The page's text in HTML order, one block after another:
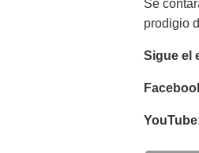
Se
prodigio
Sigue el